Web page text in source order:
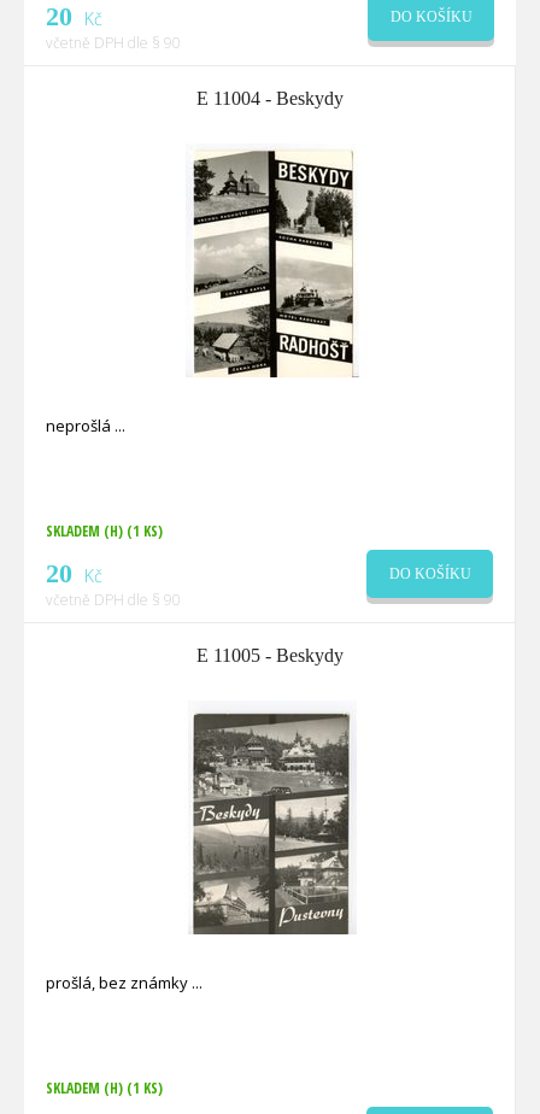
20 Kč
včetně DPH dle § 90
DO KOŠÍKU
E 11004 - Beskydy
neprošlá
SKLADEM (H) (1 KS)
20 Kč
včetně DPH dle § 90
DO KOŠÍKU
E 11005 - Beskydy
prošlá, bez známky
SKLADEM (H) (1 KS)